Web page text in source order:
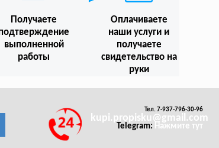
Получаете
выполненной
работы
Оплачиваете
наши услуги и
получаете
свидетельство на
руки
Тел. 7-937-796-30-96
kupi.propisku@gmail.com
Telegram: Нажмите тут